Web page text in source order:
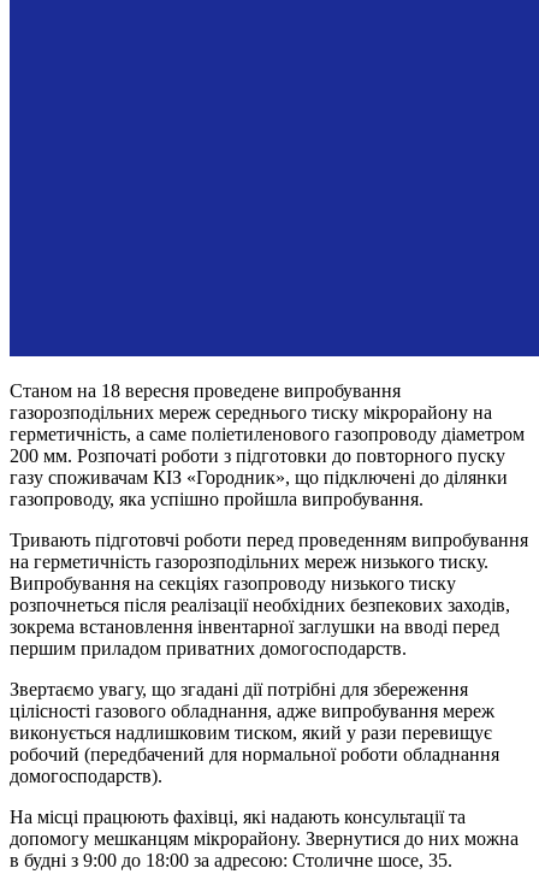
Станом на 18 вересня проведене випробування
газорозподільних мереж середнього тиску мікрорайону на
герметичність, а саме поліетиленового газопроводу діаметром
200 мм. Розпочаті роботи з підготовки до повторного пуску
газу споживачам КІЗ «Городник», що підключені до ділянки
газопроводу, яка успішно пройшла випробування.
Тривають підготовчі роботи перед проведенням випробування
на герметичність газорозподільних мереж низького тиску.
Випробування на секціях газопроводу низького тиску
розпочнеться після реалізації необхідних безпекових заходів,
зокрема встановлення інвентарної заглушки на вводі перед
першим приладом приватних домогосподарств.
Звертаємо увагу, що згадані дії потрібні для збереження
цілісності газового обладнання, адже випробування мереж
виконується надлишковим тиском, який у рази перевищує
робочий (передбачений для нормальної роботи обладнання
домогосподарств).
На місці працюють фахівці, які надають консультації та
допомогу мешканцям мікрорайону. Звернутися до них можна
в будні з 9:00 до 18:00 за адресою: Столичне шосе, 35.